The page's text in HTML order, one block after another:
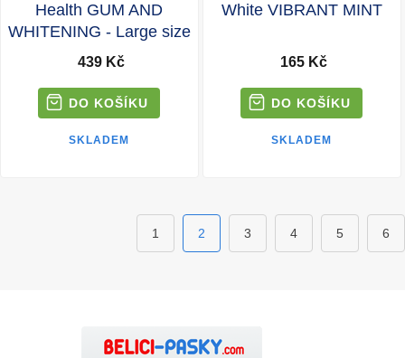
Health GUM AND
WHITENING - Large size
439 Kč
SKLADEM
White VIBRANT MINT
165 Kč
SKLADEM
1 2 3 4 5 6